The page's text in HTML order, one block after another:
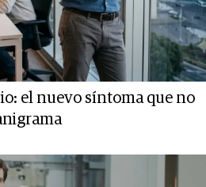
el nuevo síntoma que no